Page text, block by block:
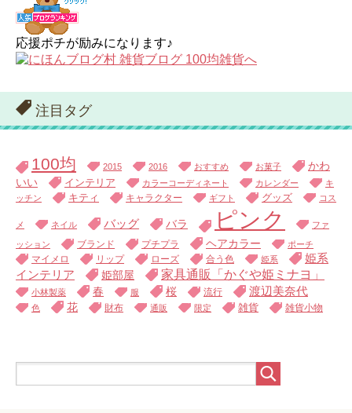
応援ポチが励みになります♪
注目タグ
100均 2015 2016 おすすめ お菓子
かわ
いい
インテリア カラーコーディネート カレンダー
キ
ッチン
キティ キャラクター ギフト グッズ コス
メ ネイル バッグ バラ ピンク ファ
ッション ブランド プチプラ ヘアカラー ポーチ
マイメロ リップ ローズ 合う色 姫系
姫系
インテリア
姫部屋 家具通販「かぐや姫ミナヨ」
小林製薬 春 服 桜 流行 渡辺美奈代
色 花 財布 通販 限定 雑貨 雑貨小物